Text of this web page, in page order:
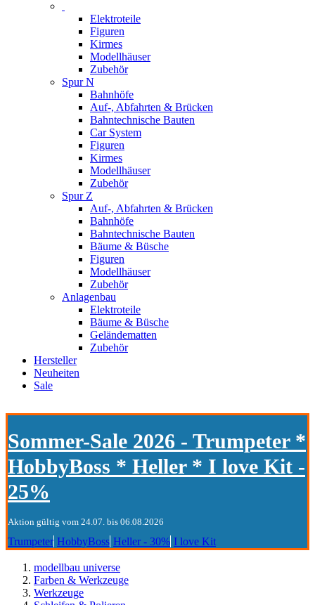
Elektroteile
Figuren
Kirmes
Modellhäuser
Zubehör
Spur N
Bahnhöfe
Auf-, Abfahrten & Brücken
Bahntechnische Bauten
Car System
Figuren
Kirmes
Modellhäuser
Zubehör
Spur Z
Auf-, Abfahrten & Brücken
Bahnhöfe
Bahntechnische Bauten
Bäume & Büsche
Figuren
Modellhäuser
Zubehör
Anlagenbau
Elektroteile
Bäume & Büsche
Geländematten
Zubehör
Hersteller
Neuheiten
Sale
Sommer-Sale 2026 - Trumpeter *
HobbyBoss * Heller * I love Kit -
25%
Aktion gültig vom 24.07. bis 06.08.2026
Trumpeter HobbyBoss Heller - 30% I love Kit
modellbau universe
Farben & Werkzeuge
Werkzeuge